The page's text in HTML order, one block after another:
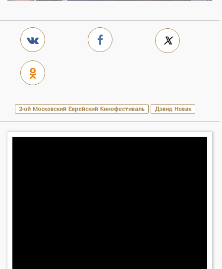
2-ой Московский Еврейский Кинофестиваль Дэвид Новак